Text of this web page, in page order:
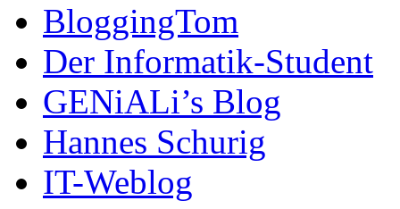
BloggingTom
Der Informatik-Student
GENiALi’s Blog
Hannes Schurig
IT-Weblog